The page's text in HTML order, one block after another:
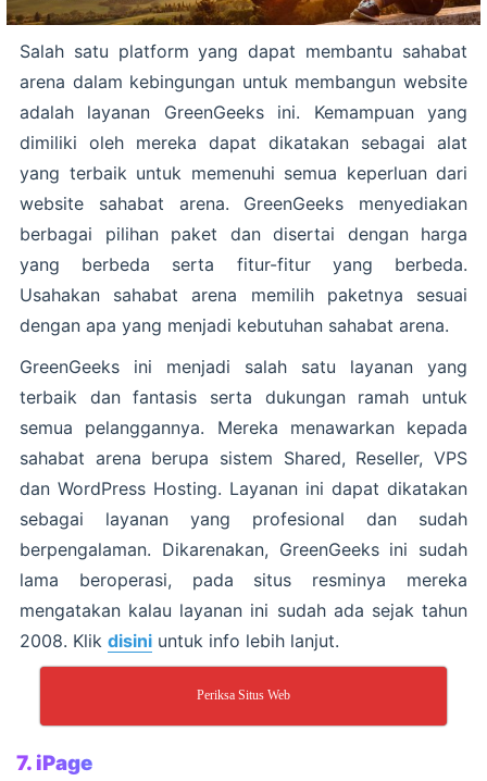
Salah satu platform yang dapat membantu sahabat
arena dalam kebingungan untuk membangun website
adalah layanan GreenGeeks ini. Kemampuan yang
dimiliki oleh mereka dapat dikatakan sebagai alat
yang terbaik untuk memenuhi semua keperluan dari
website sahabat arena. GreenGeeks menyediakan
berbagai pilihan paket dan disertai dengan harga
yang berbeda serta fitur-fitur yang berbeda.
Usahakan sahabat arena memilih paketnya sesuai
dengan apa yang menjadi kebutuhan sahabat arena.
GreenGeeks ini menjadi salah satu layanan yang
terbaik dan fantasis serta dukungan ramah untuk
semua pelanggannya. Mereka menawarkan kepada
sahabat arena berupa sistem Shared, Reseller, VPS
dan WordPress Hosting. Layanan ini dapat dikatakan
sebagai layanan yang profesional dan sudah
berpengalaman. Dikarenakan, GreenGeeks ini sudah
lama beroperasi, pada situs resminya mereka
mengatakan kalau layanan ini sudah ada sejak tahun
2008. Klik disini untuk info lebih lanjut.
Periksa Situs Web
7. iPage